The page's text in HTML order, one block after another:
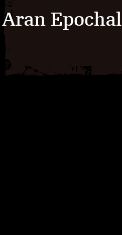
Aran Epochal